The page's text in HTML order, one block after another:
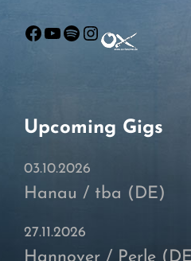
Facebook
YouTube
Spotify
Instagram
Upcoming Gigs
03.10.2026
Hanau / tba (DE)
27.11.2026
Hannover / Perle